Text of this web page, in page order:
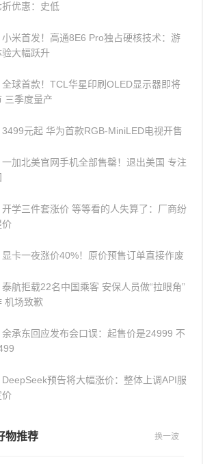
折优惠：史低
小米首发！高通8E6 Pro独占硬核技术：游
验大幅跃升
全球首款！TCL华星印刷OLED显示器即将
三季度量产
3499元起 华为首款RGB-MiniLED电视开售
一加北美官网手机全部售罄！退出美国 专注
开学三件套涨价 等等看的人失算了：厂商纷
显卡一夜涨价40%！原价预售订单直接作废
泰航拒载22名中国乘客 安保人员做“拉眼角”
机场致歉
余承东回应发布会口误：起售价是24999 不
DeepSeek预告将大幅涨价：整体上调API服
价
物推荐 换一波